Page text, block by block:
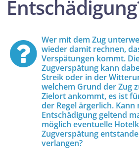
Wer mit dem Zug
wieder damit rechnen,
Verspätungen kommt.
Zugverspätung kann
Streik oder in der
welchem Grund der Zug
Zielort ankommt, es ist
der Regel ärgerlich.
Entschädigung geltend
möglich eventuelle
Zugverspätung
verlangen?